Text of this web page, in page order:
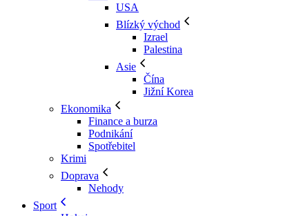
USA
Blízký východ
Izrael
Palestina
Asie
Čína
Jižní Korea
Ekonomika
Finance a burza
Podnikání
Spotřebitel
Krimi
Doprava
Nehody
Sport